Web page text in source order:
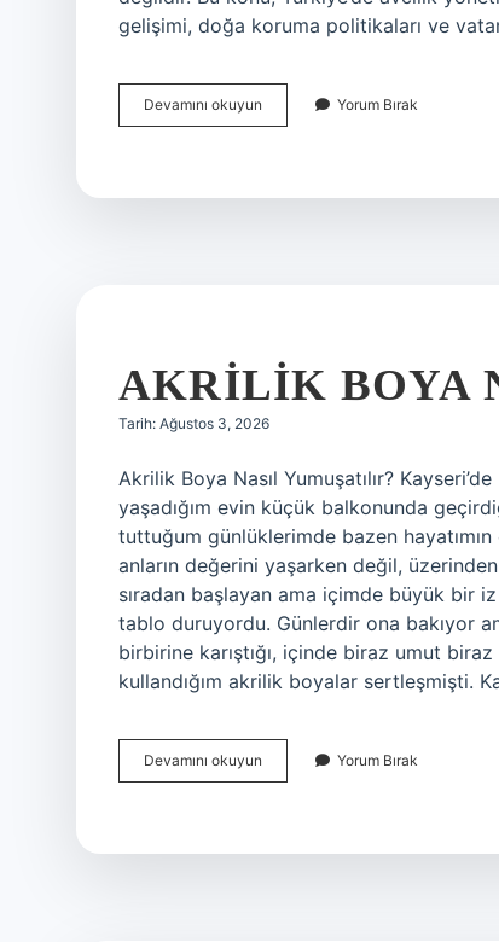
gelişimi, doğa koruma politikaları ve
Devamını okuyun
nasıl
Yorum Bırak
AKRILIK BOYA
Tarih: Ağustos 3, 2026
Akrilik Boya Nasıl Yumuşatılır?
yaşadığım evin küçük balkonunda
tuttuğum günlüklerimde bazen hayatımın
anların değerini yaşarken değil,
sıradan başlayan ama içimde büyük bir
tablo duruyordu. Günlerdir ona bakıyor
birbirine karıştığı, içinde biraz umut
kullandığım akrilik boyalar sertleşmişti.
Devamını okuyun
boya
Yorum Bırak